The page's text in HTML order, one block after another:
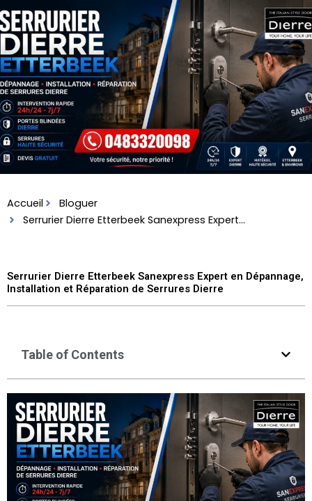
Skip
to
content
Accueil
Bloguer
Serrurier Dierre Etterbeek Sanexpress Expert...
Serrurier Dierre Etterbeek Sanexpress Expert en Dépannage,
Installation et Réparation de Serrures Dierre
Table of Contents